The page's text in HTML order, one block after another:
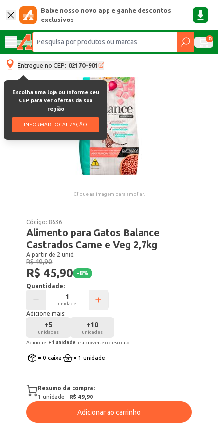
Baixe nosso novo app e ganhe descontos
exclusivos
0
Entregue no CEP: 02170-901
Escolha uma loja ou informe seu
CEP para ver ofertas da sua
região
INFORMAR LOCALIZAÇÃO
Clique na imagem para ampliar.
Código: 8636
Alimento para Gatos Balance
Castrados Carne e Veg 2,7kg
A partir de 2 unid.
R$ 49,90
R$ 45,90 -8%
Quantidade:
unidade
Adicione mais:
+5
unidades
+10
unidades
Adicione +1 unidade e aproveite o desconto
= 0 caixa = 1 unidade
Resumo da compra:
1 unidade · R$ 49,90
Adicionar ao carrinho